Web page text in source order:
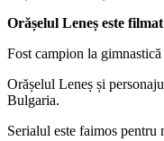
Orășelul Leneș este
Fost campion la
Orășelul Leneș și
Bulgaria.
Serialul este faimos